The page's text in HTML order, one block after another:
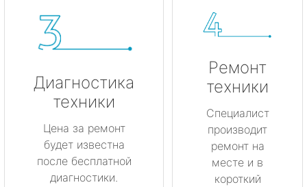
Диагностика
техники
Цена за ремонт
будет известна
после бесплатной
диагностики.
Ремонт
техники
Специалист
производит
ремонт на
месте и в
короткий